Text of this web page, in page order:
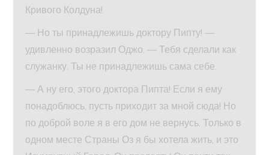
Кривого Колдуна!
— Но ты принадлежишь доктору Пипту! —
удивленно возразил Оджо. — Тебя сделали как
служанку. Ты не принадлежишь сама себе.
— А ну его, этого доктора Пипта! Если я ему
понадоблюсь, пусть приходит за мной сюда! Но
по доброй воле я в его дом не вернусь. Только в
одном месте Страны Оз я бы хотела жить, и это